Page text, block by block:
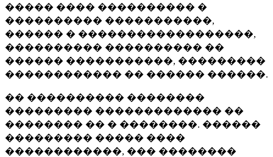
����� ���� ���������� �
���������� �����������,
������ � ������������������,
���������� ���������� ��
������ �����������, ���������
������������ �� ������ ������.
�� ���������� ��������
��������� ������������� ��
�������� �� � ��������. ������
��������� ����� ����
������������, ��� ��������